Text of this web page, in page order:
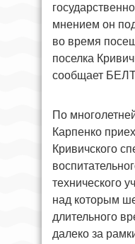
мнением он
во время
поселка
сообщает
По
Карпенко
Кривичского
технического
над которым
длительного
далеко за